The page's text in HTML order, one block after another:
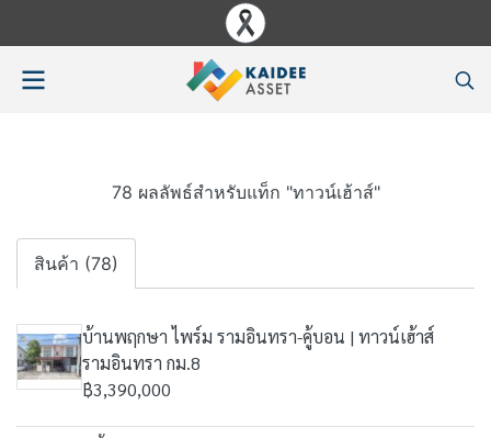
78 ผลลัพธ์สำหรับแท็ก "ทาวน์เฮ้าส์"
สินค้า (78)
บ้านพฤกษา ไพร์ม รามอินทรา-คู้บอน | ทาวน์เฮ้าส์
รามอินทรา กม.8
฿3,390,000